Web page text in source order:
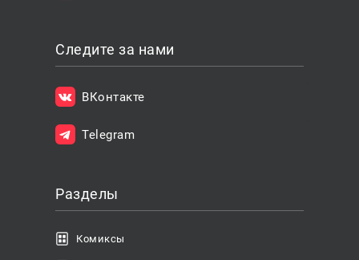
Следите за нами
ВКонтакте
Telegram
Разделы
Комиксы